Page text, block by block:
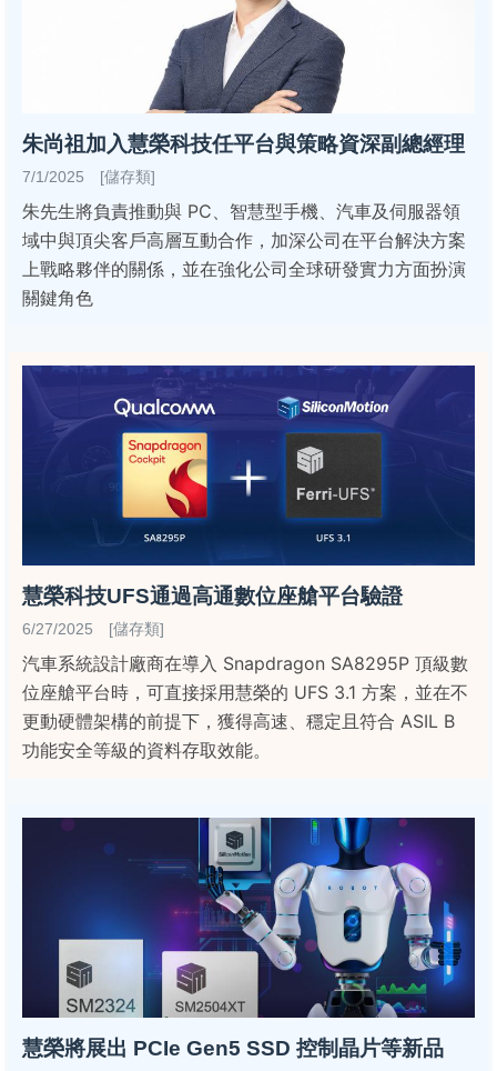
朱尚祖加入慧榮科技任平台與策略資深副總經理
7/1/2025 [儲存類]
朱先生將負責推動與 PC、智慧型手機、汽車及伺服器領
域中與頂尖客戶高層互動合作，加深公司在平台解決方案
上戰略夥伴的關係，並在強化公司全球研發實力方面扮演
關鍵角色
慧榮科技UFS通過高通數位座艙平台驗證
6/27/2025 [儲存類]
汽車系統設計廠商在導入 Snapdragon SA8295P 頂級數
位座艙平台時，可直接採用慧榮的 UFS 3.1 方案，並在不
更動硬體架構的前提下，獲得高速、穩定且符合 ASIL B
功能安全等級的資料存取效能。
慧榮將展出 PCIe Gen5 SSD 控制晶片等新品